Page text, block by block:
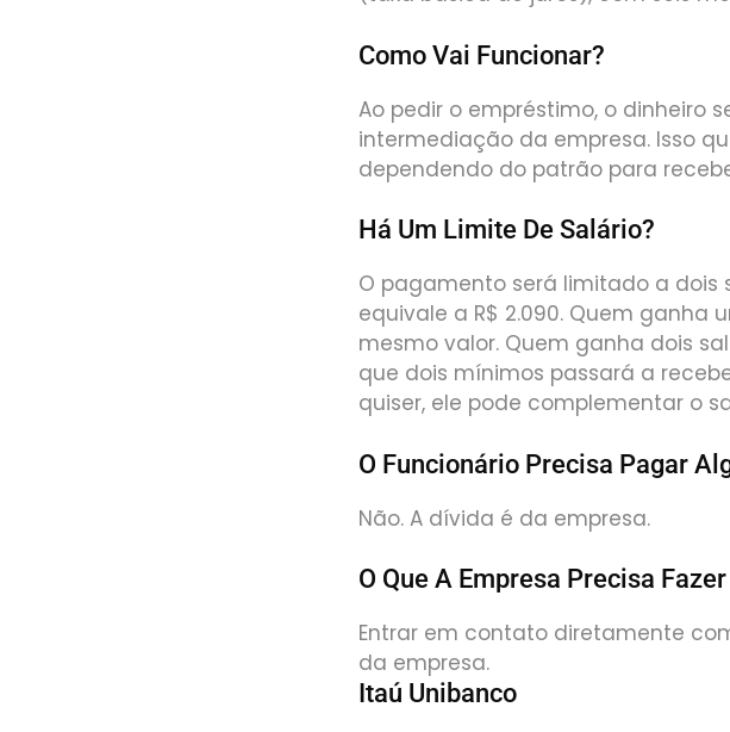
Como Vai Funcionar?
Ao pedir o empréstimo, o dinheiro
intermediação da empresa. Isso
dependendo do patrão para
Há Um Limite De Salário?
O pagamento será limitado a dois
equivale a R$ 2.090. Quem ganha
mesmo valor. Quem ganha dois
que dois mínimos passará a
quiser, ele pode complementar o
O Funcionário Precisa Pagar
Não. A dívida é da empresa.
O Que A Empresa Precisa
Entrar em contato diretamente
da empresa.
Itaú Unibanco